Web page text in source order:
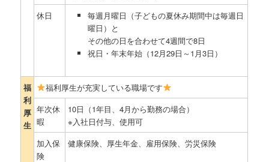
休日
毎週月曜日（子どもの夏休み期間中は毎週日
曜日）と
その他の日を合わせて4週間で8日
祝日・年末年始（12月29日～1月3日）
福
利
厚
生
福利厚生が充実している職場です
年次休
暇
10日（1年目、4月から勤務の場合）
※入社日付与、使用可
加入保
険
健康保険、厚生年金、雇用保険、労災保険